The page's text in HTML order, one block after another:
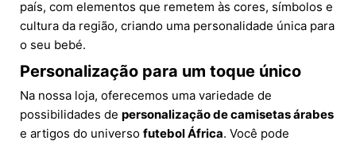
país, com elementos que remetem às cores, símbolos e
cultura da região, criando uma personalidade única para
o seu bebé.
Personalização para um toque único
Na nossa loja, oferecemos uma variedade de
possibilidades de personalização de camisetas árabes
e artigos do universo futebol África. Você pode